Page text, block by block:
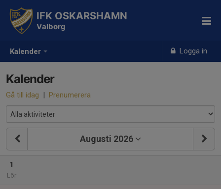
Kalender Logga in
IFK OSKARSHAMN
Valborg
Kalender
Gå till idag | Prenumerera
Augusti 2026
1
Lör